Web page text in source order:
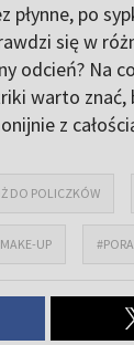
płynne, po
się w
odcień? Na
warto znać,
z
DO POLICZKÓW
UP